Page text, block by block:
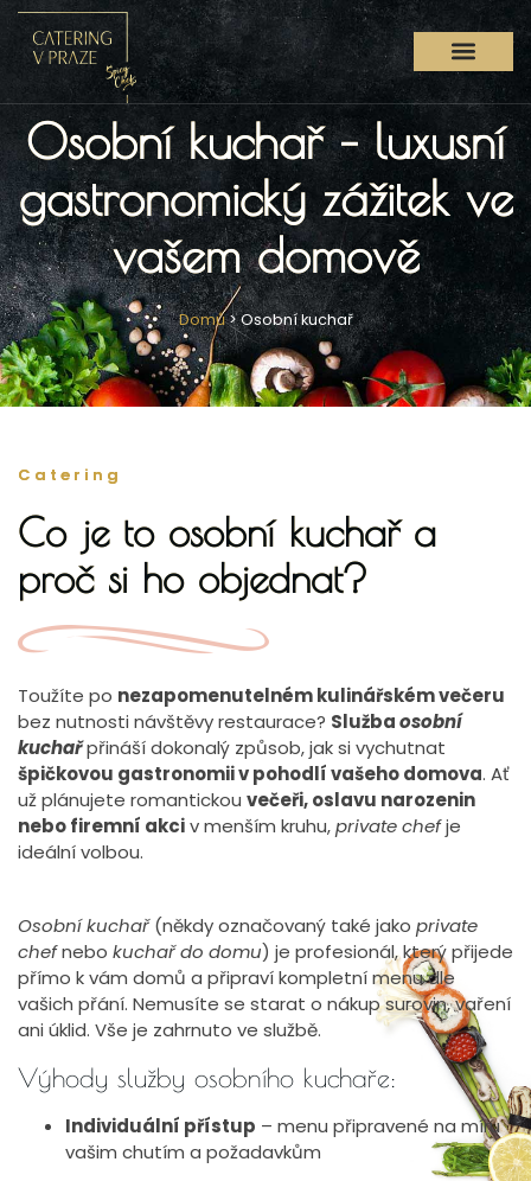
Osobní kuchař – luxusní
gastronomický zážitek ve
vašem domově
Domů>Osobní kuchař
Catering
Co je to osobní kuchař a
proč si ho objednat?
Toužíte po nezapomenutelném kulinářském večeru
bez nutnosti návštěvy restaurace? Službaosobní
kuchařpřináší dokonalý způsob, jak si vychutnat
špičkovou gastronomii v pohodlí vašeho domova. Ať
už plánujete romantickou večeři, oslavu narozenin
nebo firemní akciv menším kruhu,private chefje
ideální volbou.
Osobní kuchař(někdy označovaný také jako private
chefnebo kuchař do domu) je profesionál, který přijede
přímo k vám domů a připraví kompletní menu dle
vašich přání. Nemusíte se starat o nákup surovin, vaření
ani úklid. Vše je zahrnuto ve službě.
Výhody služby osobního kuchaře:
Individuální přístup – menu připravené na míru
vašim chutím a požadavkům